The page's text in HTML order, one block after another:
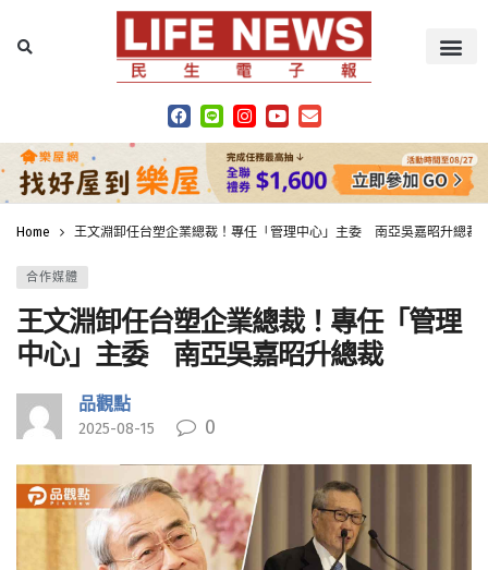
Home 王文淵卸任台塑企業總裁！專任「管理中心」主委 南亞吳嘉昭升總裁
合作媒體
王文淵卸任台塑企業總裁！專任「管理
中心」主委 南亞吳嘉昭升總裁
品觀點
2025-08-15 0